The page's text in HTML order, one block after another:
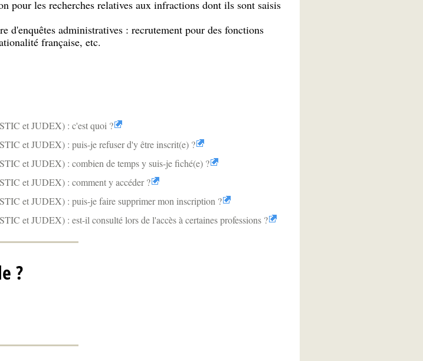
pour les recherches relatives aux infractions dont ils sont saisis
d'enquêtes administratives : recrutement pour des fonctions
française, etc.
et JUDEX) : c'est quoi ?
et JUDEX) : puis-je refuser d'y être inscrit(e) ?
et JUDEX) : combien de temps y suis-je fiché(e) ?
et JUDEX) : comment y accéder ?
et JUDEX) : puis-je faire supprimer mon inscription ?
et JUDEX) : est-il consulté lors de l'accès à certaines professions ?
?